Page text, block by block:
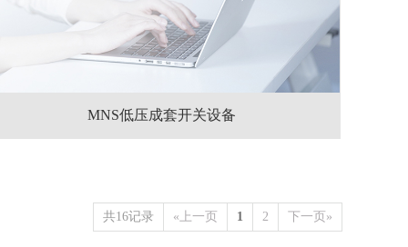
MNS低压成套开关设备
共16记录 «上一页 1 2 下一页»